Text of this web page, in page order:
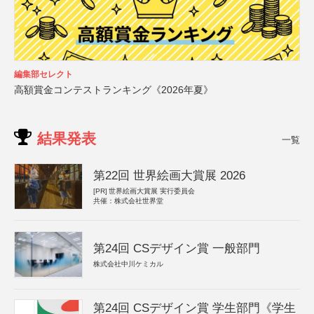
編集部セレクト
高額賞金コンテストランキング《2026年夏》
結果発表 一覧
第22回 世界絵画大賞展 2026
[PR] 世界絵画大賞展 実行委員会
共催：株式会社世界堂
第24回 CSデザイン賞 一般部門
株式会社中川ケミカル
第24回 CSデザイン賞 学生部門《学生